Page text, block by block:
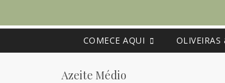
COMECE AQUI OLIVEIRAS
Azeite Médio